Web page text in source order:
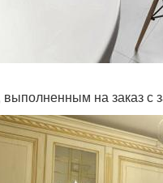
на заказ с